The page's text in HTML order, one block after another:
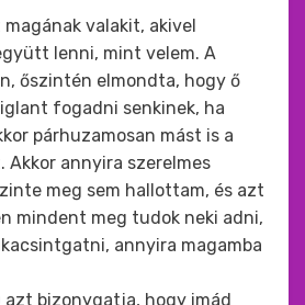
:
valakit, akivel
lenni, mint velem. A
őszintén elmondta, hogy ő
fogadni senkinek, ha
párhuzamosan mást is a
Akkor annyira szerelmes
meg sem hallottam, és azt
mindent meg tudok neki adni,
annyira magamba
azt bizonygatja, hogy imád